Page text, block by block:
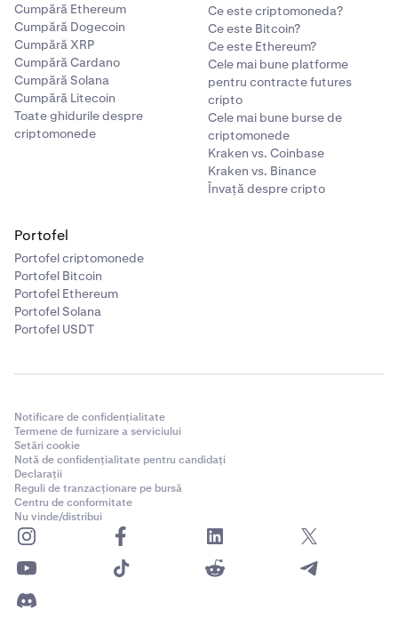
Cumpără Ethereum
Cumpără Dogecoin
Cumpără XRP
Cumpără Cardano
Cumpără Solana
Cumpără Litecoin
Toate ghidurile despre
criptomonede
Ce este criptomoneda?
Ce este Bitcoin?
Ce este Ethereum?
Cele mai bune platforme
pentru contracte futures
cripto
Cele mai bune burse de
criptomonede
Kraken vs. Coinbase
Kraken vs. Binance
Învață despre cripto
Portofel
Portofel criptomonede
Portofel Bitcoin
Portofel Ethereum
Portofel Solana
Portofel USDT
Notificare de confidențialitate
Termene de furnizare a serviciului
Setări cookie
Notă de confidențialitate pentru candidați
Declarații
Reguli de tranzacționare pe bursă
Centru de conformitate
Nu vinde/distribui